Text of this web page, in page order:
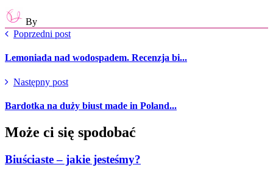
By
Poprzedni post
Lemoniada nad wodospadem. Recenzja bi...
Następny post
Bardotka na duży biust made in Poland...
Może ci się spodobać
Biuściaste – jakie jesteśmy?